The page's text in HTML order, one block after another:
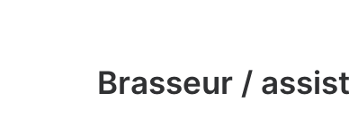
Brasseur /